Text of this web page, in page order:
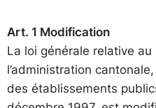
Art. 1 Modification
La loi générale relative au
l’administration
des établissements